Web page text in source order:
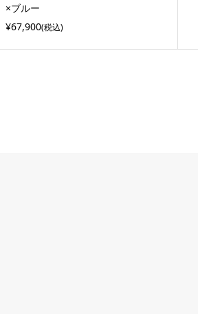
×ブルー
¥67,900(税込)